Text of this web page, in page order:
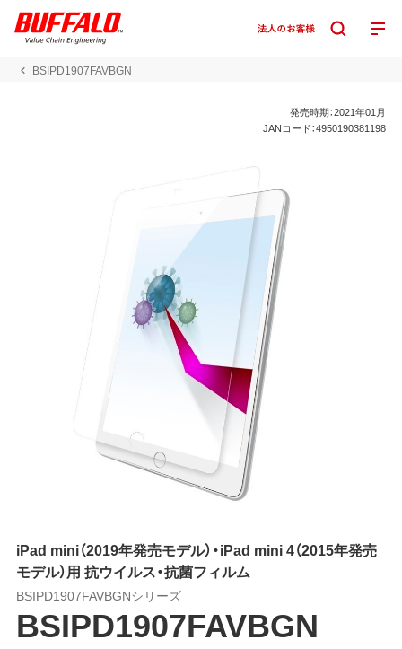
BSIPD1907FAVBGN
発売時期：2021年01月
JANコード：4950190381198
iPad mini（2019年発売モデル）・iPad mini 4（2015年発売
モデル）用 抗ウイルス・抗菌フィルム
BSIPD1907FAVBGNシリーズ
BSIPD1907FAVBGN